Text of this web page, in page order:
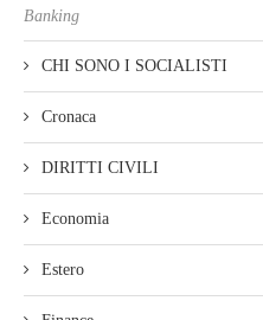
Banking
CHI SONO I SOCIALISTI
Cronaca
DIRITTI CIVILI
Economia
Estero